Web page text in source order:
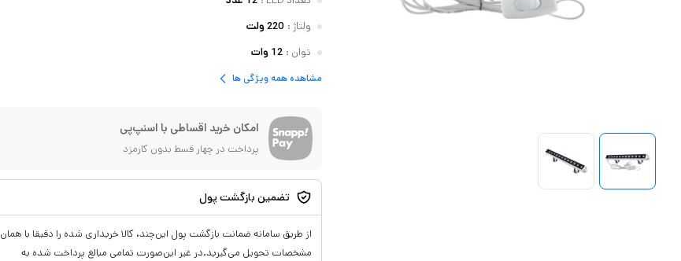
ولتاژ : 220 ولت
توان : 12 وات
مشاهده همه ویژگی ها
امکان خرید اقساطی با اسنپ‌پی
پرداخت در چهار قسط بدون کارمزد
تضمین بازگشت پول
از طریق سامانه ضمانت بازگشت پول این‌چند، کالا خریداری شده را دقیقا با همان
مشخصات تحویل می‌گیرید.در غیر این‌صورت تمامی مبالغ پرداخت شده به